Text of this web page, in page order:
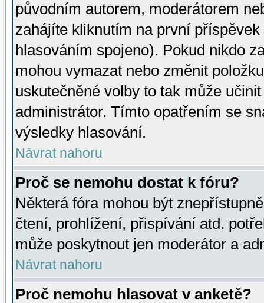
původním autorem, moderátorem
zahájíte kliknutím na první
hlasováním spojeno). Pokud nikdo
mohou vymazat nebo změnit
uskutečněné volby to tak může
administrátor. Tímto opatřením se
výsledky hlasování.
Návrat nahoru
Proč se nemohu dostat k fóru?
Některá fóra mohou být
čtení, prohlížení, přispívání atd.
může poskytnout jen moderátor a
Návrat nahoru
Proč nemohu hlasovat v anketě?